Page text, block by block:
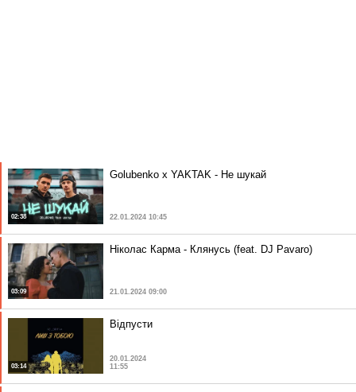
02:38
Golubenko x YAKTAK - Не шукай
22.01.2024 10:45
03:09
Ніколас Карма - Клянусь (feat. DJ Pavaro)
21.01.2024 09:00
03:14
Відпусти
20.01.2024
11:55